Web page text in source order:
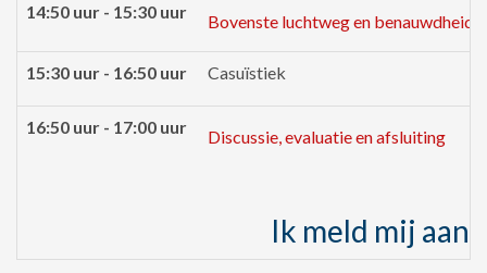
14:50 uur - 15:30 uur Bovenste luchtweg en benauwdheid
15:30 uur - 16:50 uur Casuïstiek
16:50 uur - 17:00 uur Discussie, evaluatie en afsluiting
Ik meld mij aan